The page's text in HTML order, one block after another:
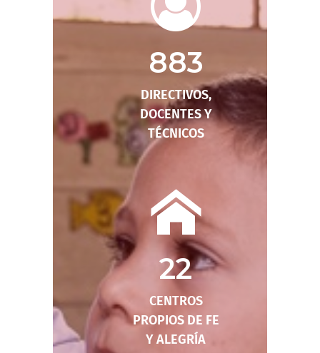
883
DIRECTIVOS,
DOCENTES Y
TÉCNICOS
22
CENTROS
PROPIOS DE FE
Y ALEGRÍA